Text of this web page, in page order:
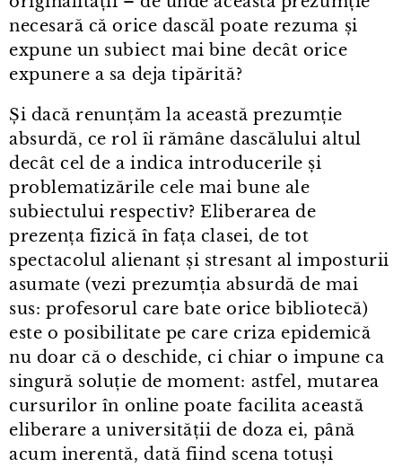
necesară că orice dascăl poate rezuma și
expune un subiect mai bine decât orice
expunere a sa deja tipărită?
Și dacă renunțăm la această prezumție
absurdă, ce rol îi rămâne dascălului altul
decât cel de a indica introducerile și
problematizările cele mai bune ale
subiectului respectiv? Eliberarea de
prezența fizică în fața clasei, de tot
spectacolul alienant și stresant al imposturii
asumate (vezi prezumția absurdă de mai
sus: profesorul care bate orice bibliotecă)
este o posibilitate pe care criza epidemică
nu doar că o deschide, ci chiar o impune ca
singură soluție de moment: astfel, mutarea
cursurilor în online poate facilita această
eliberare a universității de doza ei, până
acum inerentă, dată fiind scena totuși